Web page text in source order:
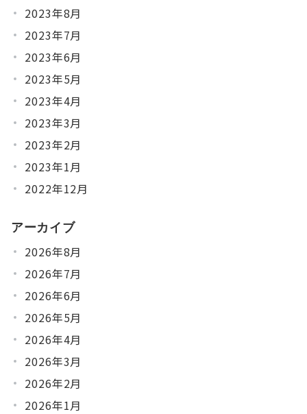
2023年8月
2023年7月
2023年6月
2023年5月
2023年4月
2023年3月
2023年2月
2023年1月
2022年12月
アーカイブ
2026年8月
2026年7月
2026年6月
2026年5月
2026年4月
2026年3月
2026年2月
2026年1月